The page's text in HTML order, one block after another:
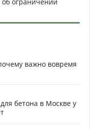
важно вовремя
бетона в Москве у